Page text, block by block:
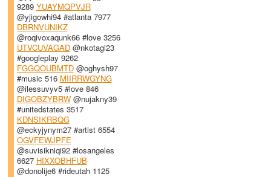
9289 YUAYMQPVJR
@yjigowhi94 #atlanta 7977
DBRNVUNIKZ
@roqivoxaqunk66 #love 3256
UTVCUVAGAD@nkotagi23
#googleplay 9262
FGGQOUBMTD@oghysh97
#music 516 MIIRRWGYNG
@ilessuvyv5 #love 846
DIGOBZYBRW@nujakny39
#unitedstates 3517
KDNSIKRBQG
@eckyjynym27 #artist 6554
OGVFEWJPFE
@suvisikniqi92 #losangeles
6627 HIXXOBHFUB
@donolije6 #rideutah 1125